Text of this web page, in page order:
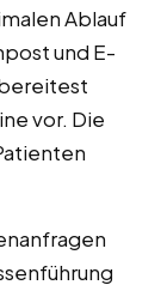
Ablauf
und E-
vor. Die